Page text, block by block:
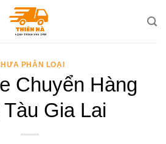
PHÂN LOẠI
Chuyển Hàng
Gia Lai